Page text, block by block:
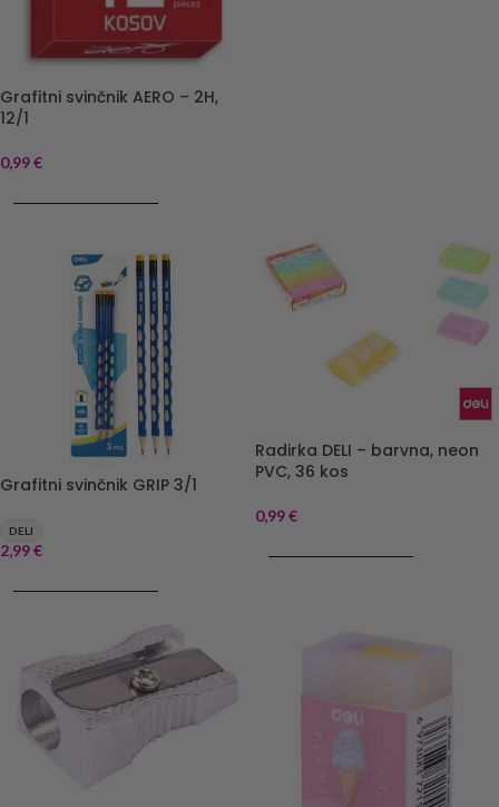
Grafitni svinčnik AERO – 2H,
12/1
0,99€
Grafitni svinčnik GRIP 3/1
DELI
2,99€
Radirka DELI – barvna, neon
PVC, 36 kos
0,99€